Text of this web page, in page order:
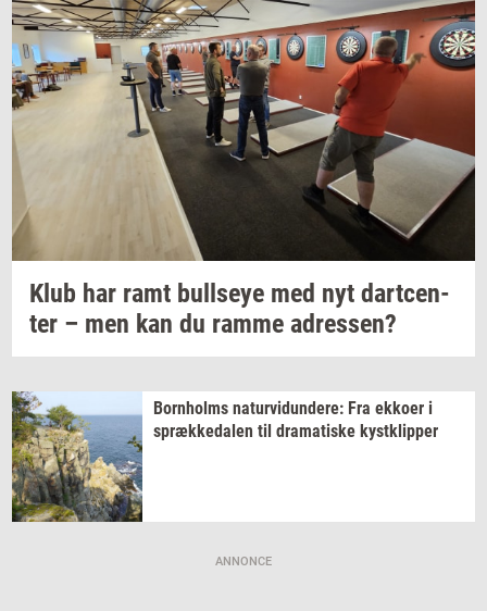
Klub har ramt bull­seye med nyt dart­cen­
ter – men kan du ramme adres­sen?
Born­holms na­tur­vi­dun­de­re: Fra ek­ko­er i
spræk­ke­da­len til dra­ma­ti­ske kyst­klip­per
ANNONCE